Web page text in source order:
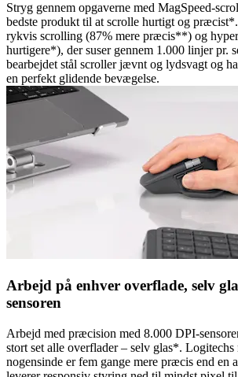
Stryg gennem opgaverne med MagSpeed-
bedste produkt til at scrolle hurtigt og
rykvis scrolling (87% mere præcis**) og
hurtigere*), der suser gennem 1.000 linjer pr.
bearbejdet stål scroller jævnt og lydsvagt og
en perfekt glidende bevægelse.
Arbejd på enhver overflade, selv
sensoren
Arbejd med præcision med 8.000 DPI-
stort set alle overflader – selv glas*. Logitechs
nogensinde er fem gange mere præcis end en